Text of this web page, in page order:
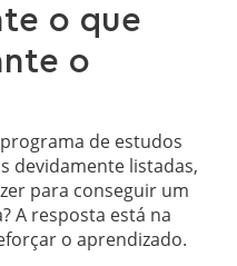
o que
o
de estudos
devidamente listadas,
para conseguir um
A resposta está na
o aprendizado.